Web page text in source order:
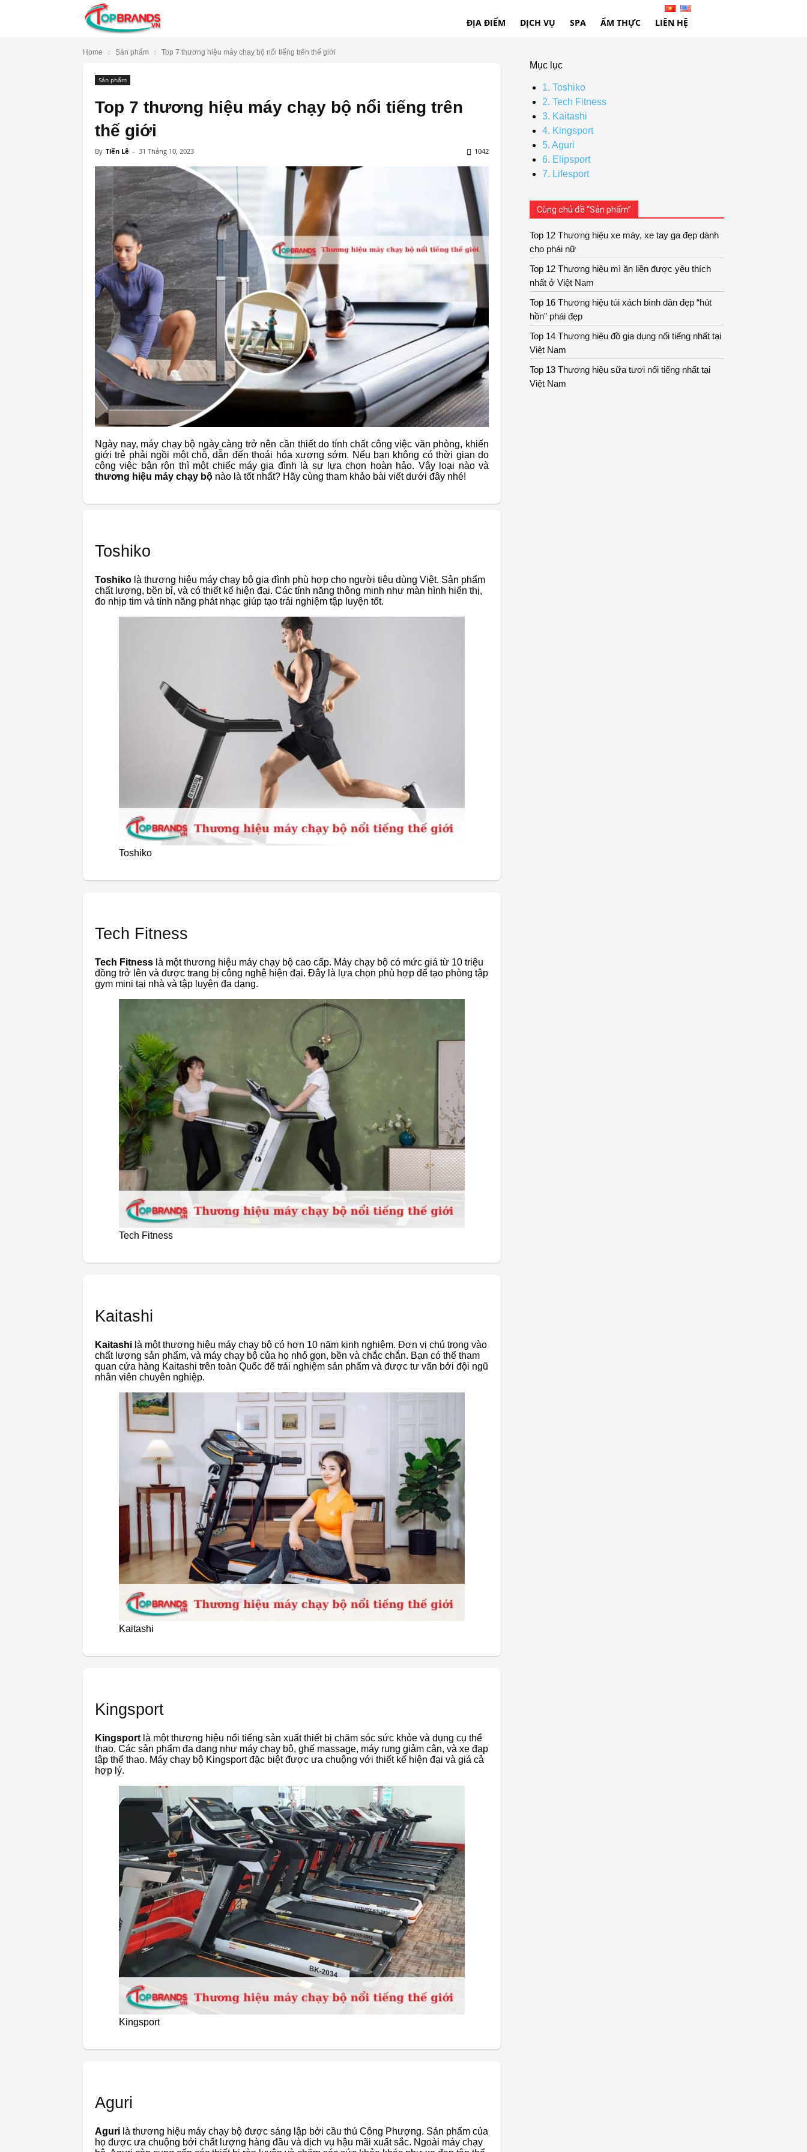
ĐỊA ĐIỂM DỊCH VỤ SPA ẨM THỰC LIÊN HỆ
Home Sản phẩm Top 7 thương hiệu máy chạy bộ nổi tiếng trên thế giới
Sản phẩm
Top 7 thương hiệu máy chạy bộ nổi tiếng trên
thế giới
By Tiến Lê - 31 Tháng 10, 2023 1042
Ngày nay, máy chạy bộ ngày càng trở nên cần thiết do tính chất công việc văn phòng, khiến
giới trẻ phải ngồi một chỗ, dẫn đến thoái hóa xương sớm. Nếu bạn không có thời gian do
công việc bận rộn thì một chiếc máy gia đình là sự lựa chọn hoàn hảo. Vậy loại nào và
thương hiệu máy chạy bộ nào là tốt nhất? Hãy cùng tham khảo bài viết dưới đây nhé!
Toshiko
Toshiko là thương hiệu máy chạy bộ gia đình phù hợp cho người tiêu dùng Việt. Sản phẩm
chất lượng, bền bỉ, và có thiết kế hiện đại. Các tính năng thông minh như màn hình hiển thị,
đo nhịp tim và tính năng phát nhạc giúp tạo trải nghiệm tập luyện tốt.
Toshiko
Tech Fitness
Tech Fitness là một thương hiệu máy chạy bộ cao cấp. Máy chạy bộ có mức giá từ 10 triệu
đồng trở lên và được trang bị công nghệ hiện đại. Đây là lựa chọn phù hợp để tạo phòng tập
gym mini tại nhà và tập luyện đa dạng.
Tech Fitness
Kaitashi
Kaitashi là một thương hiệu máy chạy bộ có hơn 10 năm kinh nghiệm. Đơn vị chú trọng vào
chất lượng sản phẩm, và máy chạy bộ của họ nhỏ gọn, bền và chắc chắn. Bạn có thể tham
quan cửa hàng Kaitashi trên toàn Quốc để trải nghiệm sản phẩm và được tư vấn bởi đội ngũ
nhân viên chuyên nghiệp.
Kaitashi
Kingsport
Kingsport là một thương hiệu nổi tiếng sản xuất thiết bị chăm sóc sức khỏe và dụng cụ thể
thao. Các sản phẩm đa dạng như máy chạy bộ, ghế massage, máy rung giảm cân, và xe đạp
tập thể thao. Máy chạy bộ Kingsport đặc biệt được ưa chuộng với thiết kế hiện đại và giá cả
hợp lý.
Kingsport
Aguri
Aguri là thương hiệu máy chạy bộ được sáng lập bởi cầu thủ Công Phượng. Sản phẩm của
họ được ưa chuộng bởi chất lượng hàng đầu và dịch vụ hậu mãi xuất sắc. Ngoài máy chạy
Mục lục
1. Toshiko
2. Tech Fitness
3. Kaitashi
4. Kingsport
5. Aguri
6. Elipsport
7. Lifesport
Cùng chủ đề “Sản phẩm”
Top 12 Thương hiệu xe máy, xe tay ga đẹp dành
cho phái nữ
Top 12 Thương hiệu mì ăn liền được yêu thích
nhất ở Việt Nam
Top 16 Thương hiệu túi xách bình dân đẹp “hút
hồn” phái đẹp
Top 14 Thương hiệu đồ gia dụng nổi tiếng nhất tại
Việt Nam
Top 13 Thương hiệu sữa tươi nổi tiếng nhất tại
Việt Nam